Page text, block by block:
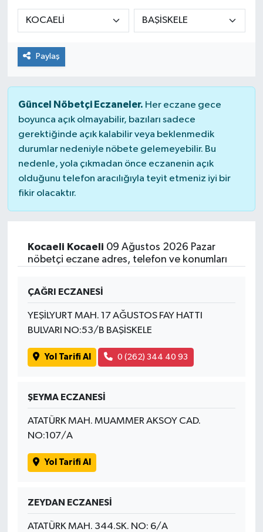
Paylaş
Güncel Nöbetçi Eczaneler. Her eczane gece
boyunca açık olmayabilir, bazıları sadece
gerektiğinde açık kalabilir veya beklenmedik
durumlar nedeniyle nöbete gelemeyebilir. Bu
nedenle, yola çıkmadan önce eczanenin açık
olduğunu telefon aracılığıyla teyit etmeniz iyi bir
fikir olacaktır.
Kocaeli Kocaeli 09 Ağustos 2026 Pazar
nöbetçi eczane adres, telefon ve konumları
ÇAĞRI ECZANESİ
YEŞİLYURT MAH. 17 AĞUSTOS FAY HATTI
BULVARI NO:53/B BAŞİSKELE
Yol Tarifi Al 0 (262) 344 40 93
ŞEYMA ECZANESİ
ATATÜRK MAH. MUAMMER AKSOY CAD.
NO:107/A
Yol Tarifi Al
ZEYDAN ECZANESİ
ATATÜRK MAH. 344.SK. NO: 6/A
Siyaset
Spor